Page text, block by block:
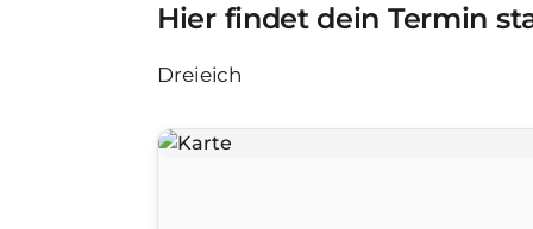
Hier findet dein Termin
Dreieich